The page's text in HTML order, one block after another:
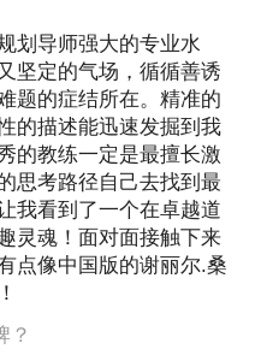
划导师强大的专业水
坚定的气场，循循善诱
题的症结所在。精准的
的描述能迅速发掘到我
的教练一定是最擅长激
思考路径自己去找到最
我看到了一个在卓越道
灵魂！面对面接触下来
点像中国版的谢丽尔.桑
？